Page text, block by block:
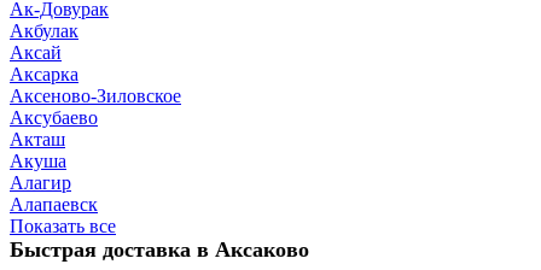
Ак-Довурак
Акбулак
Аксай
Аксарка
Аксеново-Зиловское
Аксубаево
Акташ
Акуша
Алагир
Алапаевск
Показать все
Быстрая доставка в Аксаково